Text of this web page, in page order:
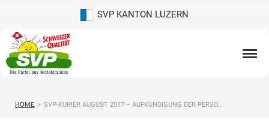
SVP KANTON LUZERN
HOME > SVP-KURIER AUGUST 2017 – AUFKÜNDIGUNG DER PERSO...